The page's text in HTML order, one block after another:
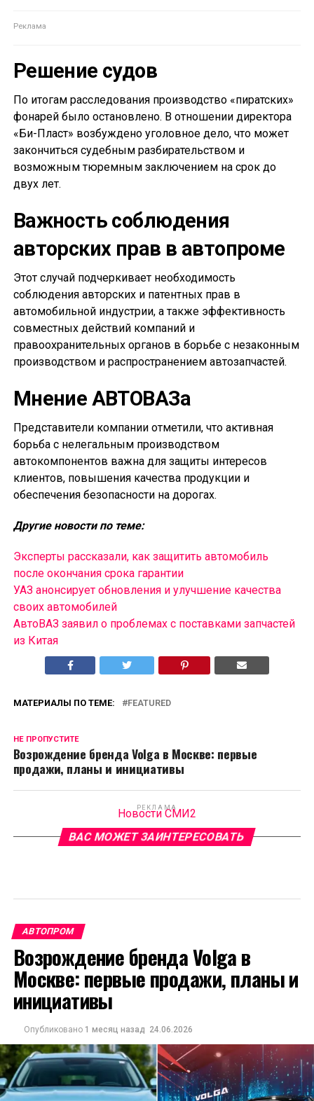
Решение судов
По итогам расследования производство «пиратских»
фонарей было остановлено. В отношении директора
«Би-Пласт» возбуждено уголовное дело, что может
закончиться судебным разбирательством и
возможным тюремным заключением на срок до
двух лет.
Важность соблюдения
авторских прав в автопроме
Этот случай подчеркивает необходимость
соблюдения авторских и патентных прав в
автомобильной индустрии, а также эффективность
совместных действий компаний и
правоохранительных органов в борьбе с незаконным
производством и распространением автозапчастей.
Мнение АВТОВАЗа
Представители компании отметили, что активная
борьба с нелегальным производством
автокомпонентов важна для защиты интересов
клиентов, повышения качества продукции и
обеспечения безопасности на дорогах.
Другие новости по теме:
Эксперты рассказали, как защитить автомобиль
после окончания срока гарантии
УАЗ анонсирует обновления и улучшение качества
своих автомобилей
АвтоВАЗ заявил о проблемах с поставками запчастей
из Китая
МАТЕРИАЛЫ ПО ТЕМЕ: FEATURED
НЕ ПРОПУСТИТЕ
Возрождение бренда Volga в Москве: первые
продажи, планы и инициативы
РЕКЛАМА
Новости СМИ2
ВАС МОЖЕТ ЗАИНТЕРЕСОВАТЬ
АВТОПРОМ
Возрождение бренда Volga в
Москве: первые продажи, планы и
инициативы
Опубликовано 1 месяц назад 24.06.2026